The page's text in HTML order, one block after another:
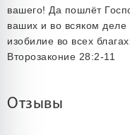
вашего! Да пошлёт
ваших и во всяком
изобилие во всех
Второзаконие 28:2-11
Отзывы